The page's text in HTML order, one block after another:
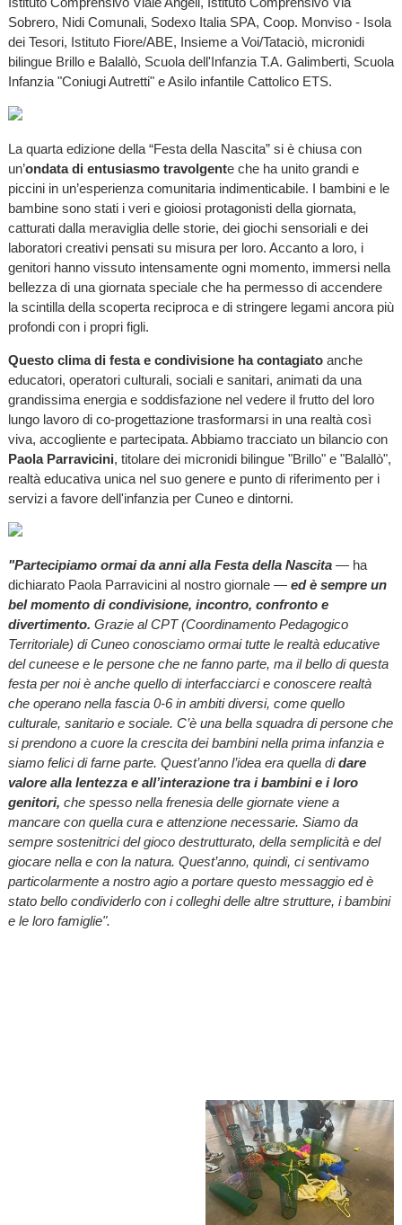
Sobrero, Nidi Comunali, Sodexo Italia SPA, Coop. Monviso - Isola
dei Tesori, Istituto Fiore/ABE, Insieme a Voi/Tataciò, micronidi
bilingue Brillo e Balallò, Scuola dell'Infanzia T.A. Galimberti, Scuola
Infanzia "Coniugi Autretti" e Asilo infantile Cattolico ETS.
La quarta edizione della “Festa della Nascita” si è chiusa con
un’ondata di entusiasmo travolgente che ha unito grandi e
piccini in un’esperienza comunitaria indimenticabile. I bambini e le
bambine sono stati i veri e gioiosi protagonisti della giornata,
catturati dalla meraviglia delle storie, dei giochi sensoriali e dei
laboratori creativi pensati su misura per loro. Accanto a loro, i
genitori hanno vissuto intensamente ogni momento, immersi nella
bellezza di una giornata speciale che ha permesso di accendere
la scintilla della scoperta reciproca e di stringere legami ancora più
profondi con i propri figli.
Questo clima di festa e condivisione ha contagiato anche
educatori, operatori culturali, sociali e sanitari, animati da una
grandissima energia e soddisfazione nel vedere il frutto del loro
lungo lavoro di co-progettazione trasformarsi in una realtà così
viva, accogliente e partecipata. Abbiamo tracciato un bilancio con
Paola Parravicini, titolare dei micronidi bilingue "Brillo" e "Balallò",
realtà educativa unica nel suo genere e punto di riferimento per i
servizi a favore dell'infanzia per Cuneo e dintorni.
"Partecipiamo ormai da anni alla Festa della Nascita — ha
dichiarato Paola Parravicini al nostro giornale —ed è sempre un
bel momento di condivisione, incontro, confronto e
divertimento. Grazie al CPT (Coordinamento Pedagogico
Territoriale) di Cuneo conosciamo ormai tutte le realtà educative
del cuneese e le persone che ne fanno parte, ma il bello di questa
festa per noi è anche quello di interfacciarci e conoscere realtà
che operano nella fascia 0-6 in ambiti diversi, come quello
culturale, sanitario e sociale. C’è una bella squadra di persone che
si prendono a cuore la crescita dei bambini nella prima infanzia e
siamo felici di farne parte. Quest’anno l’idea era quella didare
valore alla lentezza e all’interazione tra i bambini e i loro
genitori, che spesso nella frenesia delle giornate viene a
mancare con quella cura e attenzione necessarie. Siamo da
sempre sostenitrici del gioco destrutturato, della semplicità e del
giocare nella e con la natura. Quest’anno, quindi, ci sentivamo
particolarmente a nostro agio a portare questo messaggio ed è
stato bello condividerlo con i colleghi delle altre strutture, i bambini
e le loro famiglie".